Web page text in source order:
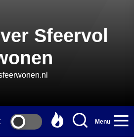
Sfeervol
Menu